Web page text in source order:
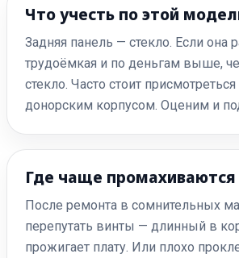
Что учесть по этой
Задняя панель — стекло. Если она
трудоёмкая и по деньгам выше,
стекло. Часто стоит
донорским корпусом. Оценим и
Где чаще промахиваются
После ремонта в сомнительных
перепутать винты — длинный в
прожигает плату. Или плохо